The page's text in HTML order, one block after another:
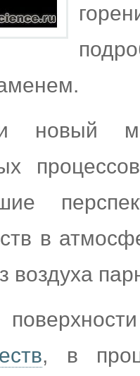
новый
в
воздуха
, в